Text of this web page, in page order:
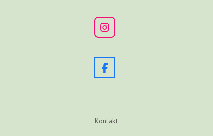
I
n
t
a
g
F
a
o
Kontakt